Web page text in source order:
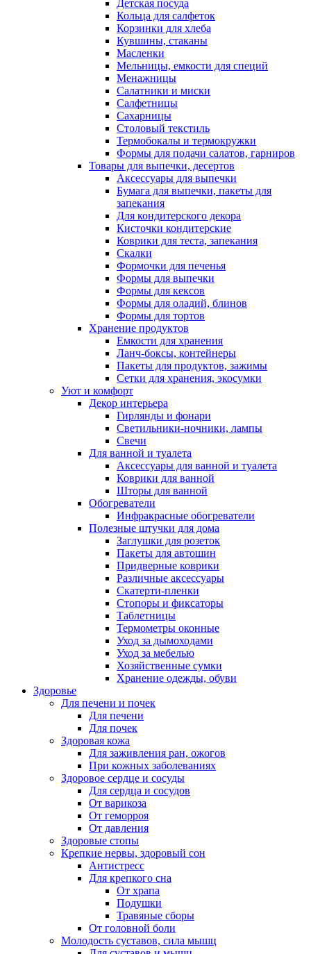
Детская посуда
Кольца для салфеток
Корзинки для хлеба
Кувшины, стаканы
Масленки
Мельницы, емкости для специй
Менажницы
Салатники и миски
Салфетницы
Сахарницы
Столовый текстиль
Термобокалы и термокружки
Формы для подачи салатов, гарниров
Товары для выпечки, десертов
Аксессуары для выпечки
Бумага для выпечки, пакеты для
запекания
Для кондитерского декора
Кисточки кондитерские
Коврики для теста, запекания
Скалки
Формочки для печенья
Формы для выпечки
Формы для кексов
Формы для оладий, блинов
Формы для тортов
Хранение продуктов
Емкости для хранения
Ланч-боксы, контейнеры
Пакеты для продуктов, зажимы
Сетки для хранения, экосумки
Уют и комфорт
Декор интерьера
Гирлянды и фонари
Светильники-ночники, лампы
Свечи
Для ванной и туалета
Аксессуары для ванной и туалета
Коврики для ванной
Шторы для ванной
Обогреватели
Инфракрасные обогреватели
Полезные штучки для дома
Заглушки для розеток
Пакеты для автошин
Придверные коврики
Различные аксессуары
Скатерти-пленки
Стопоры и фиксаторы
Таблетницы
Термометры оконные
Уход за дымоходами
Уход за мебелью
Хозяйственные сумки
Хранение одежды, обуви
Здоровье
Для печени и почек
Для печени
Для почек
Здоровая кожа
Для заживления ран, ожогов
При кожных заболеваниях
Здоровое сердце и сосуды
Для сердца и сосудов
От варикоза
От геморроя
От давления
Здоровые стопы
Крепкие нервы, здоровый сон
Антистресс
Для крепкого сна
От храпа
Подушки
Травяные сборы
От головной боли
Молодость суставов, сила мышц